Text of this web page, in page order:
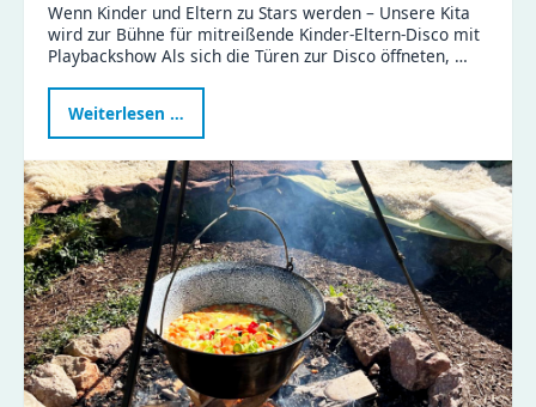
Wenn Kinder und Eltern zu Stars werden – Unsere Kita
wird zur Bühne für mitreißende Kinder-Eltern-Disco mit
Playbackshow Als sich die Türen zur Disco öffneten, …
Weiterlesen …
im
Rampenlicht
–
ein
verbindender
Nachmittag
voller
Magie